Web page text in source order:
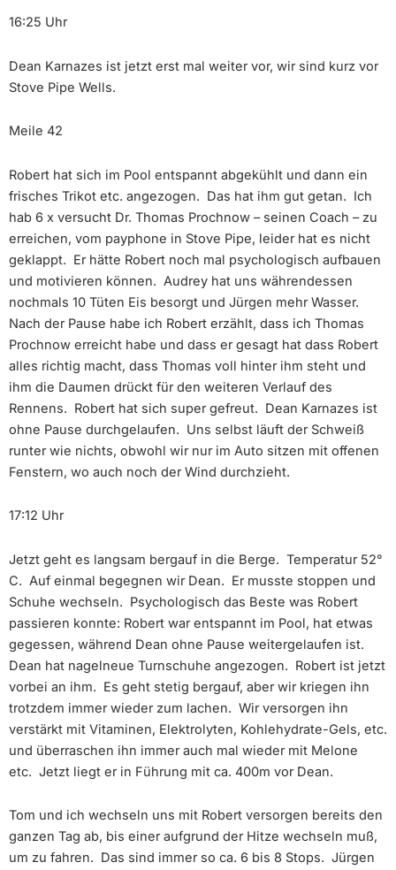
16:25 Uhr
Dean Karnazes ist jetzt erst mal weiter vor, wir sind kurz vor
Stove Pipe Wells.
Meile 42
Robert hat sich im Pool entspannt abgekühlt und dann ein
frisches Trikot etc. angezogen. Das hat ihm gut getan. Ich
hab 6 x versucht Dr. Thomas Prochnow – seinen Coach – zu
erreichen, vom payphone in Stove Pipe, leider hat es nicht
geklappt. Er hätte Robert noch mal psychologisch aufbauen
und motivieren können. Audrey hat uns währendessen
nochmals 10 Tüten Eis besorgt und Jürgen mehr Wasser.
Nach der Pause habe ich Robert erzählt, dass ich Thomas
Prochnow erreicht habe und dass er gesagt hat dass Robert
alles richtig macht, dass Thomas voll hinter ihm steht und
ihm die Daumen drückt für den weiteren Verlauf des
Rennens. Robert hat sich super gefreut. Dean Karnazes ist
ohne Pause durchgelaufen. Uns selbst läuft der Schweiß
runter wie nichts, obwohl wir nur im Auto sitzen mit offenen
Fenstern, wo auch noch der Wind durchzieht.
17:12 Uhr
Jetzt geht es langsam bergauf in die Berge. Temperatur 52°
C. Auf einmal begegnen wir Dean. Er musste stoppen und
Schuhe wechseln. Psychologisch das Beste was Robert
passieren konnte: Robert war entspannt im Pool, hat etwas
gegessen, während Dean ohne Pause weitergelaufen ist.
Dean hat nagelneue Turnschuhe angezogen. Robert ist jetzt
vorbei an ihm. Es geht stetig bergauf, aber wir kriegen ihn
trotzdem immer wieder zum lachen. Wir versorgen ihn
verstärkt mit Vitaminen, Elektrolyten, Kohlehydrate-Gels, etc.
und überraschen ihn immer auch mal wieder mit Melone
etc. Jetzt liegt er in Führung mit ca. 400m vor Dean.
Tom und ich wechseln uns mit Robert versorgen bereits den
ganzen Tag ab, bis einer aufgrund der Hitze wechseln muß,
um zu fahren. Das sind immer so ca. 6 bis 8 Stops. Jürgen